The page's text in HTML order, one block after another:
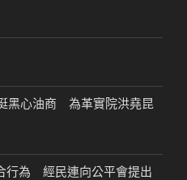
黑心油商 為革實院洪堯昆
行為 經民連向公平會提出